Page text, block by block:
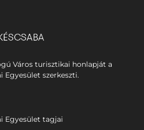
Város turisztikai honlapját a
Egyesület szerkeszti.
Egyesület tagjai